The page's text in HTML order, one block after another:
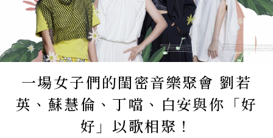
一場女子們的閨密音樂聚會 劉若
英、蘇慧倫、丁噹、白安與你「好
好」以歌相聚！